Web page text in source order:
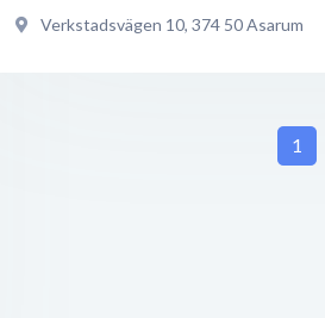
Verkstadsvägen 10, 374 50Asarum
1